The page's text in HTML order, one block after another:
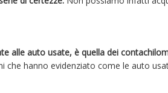
alle auto usate, è quella dei
che hanno evidenziato come le auto